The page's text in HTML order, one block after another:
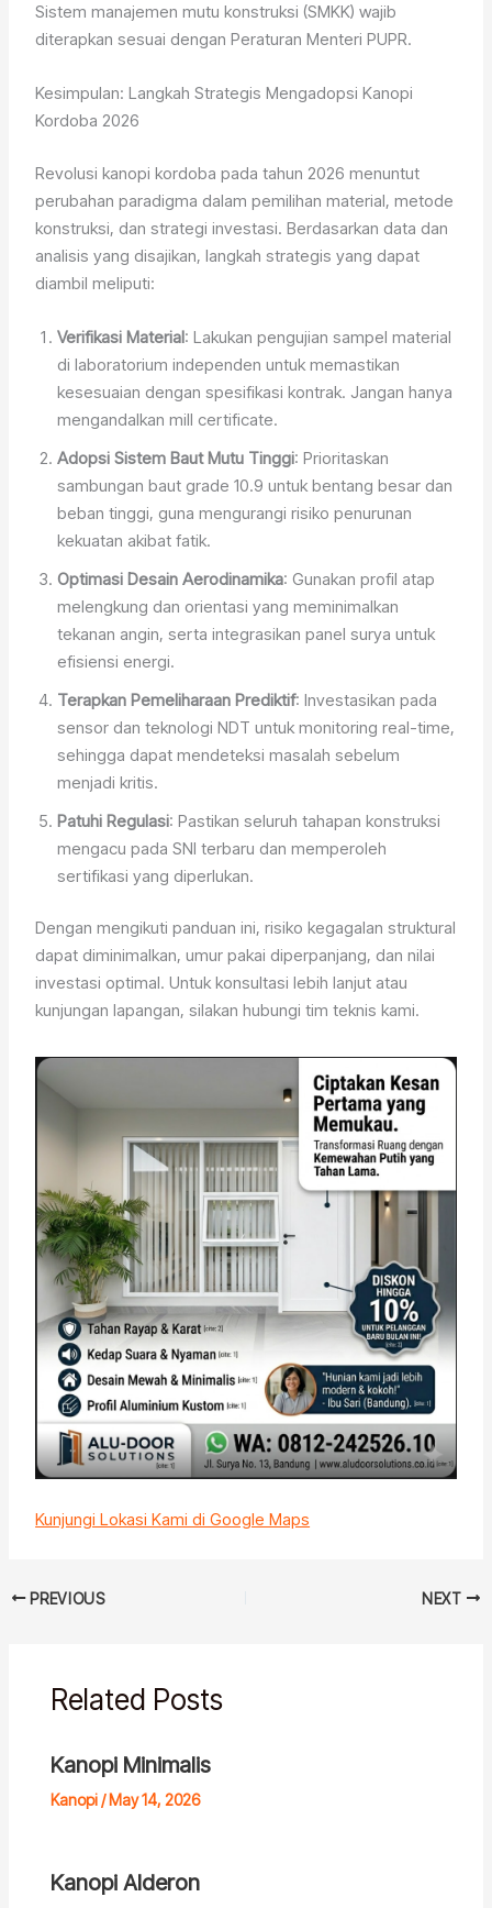
Sistem manajemen mutu konstruksi (SMKK) wajib
diterapkan sesuai dengan Peraturan Menteri PUPR.
Kesimpulan: Langkah Strategis Mengadopsi Kanopi
Kordoba 2026
Revolusi kanopi kordoba pada tahun 2026 menuntut
perubahan paradigma dalam pemilihan material, metode
konstruksi, dan strategi investasi. Berdasarkan data dan
analisis yang disajikan, langkah strategis yang dapat
diambil meliputi:
Verifikasi Material: Lakukan pengujian sampel material
di laboratorium independen untuk memastikan
kesesuaian dengan spesifikasi kontrak. Jangan hanya
mengandalkan mill certificate.
Adopsi Sistem Baut Mutu Tinggi: Prioritaskan
sambungan baut grade 10.9 untuk bentang besar dan
beban tinggi, guna mengurangi risiko penurunan
kekuatan akibat fatik.
Optimasi Desain Aerodinamika: Gunakan profil atap
melengkung dan orientasi yang meminimalkan
tekanan angin, serta integrasikan panel surya untuk
efisiensi energi.
Terapkan Pemeliharaan Prediktif: Investasikan pada
sensor dan teknologi NDT untuk monitoring real-time,
sehingga dapat mendeteksi masalah sebelum
menjadi kritis.
Patuhi Regulasi: Pastikan seluruh tahapan konstruksi
mengacu pada SNI terbaru dan memperoleh
sertifikasi yang diperlukan.
Dengan mengikuti panduan ini, risiko kegagalan struktural
dapat diminimalkan, umur pakai diperpanjang, dan nilai
investasi optimal. Untuk konsultasi lebih lanjut atau
kunjungan lapangan, silakan hubungi tim teknis kami.
Kunjungi Lokasi Kami di Google Maps
PREVIOUS NEXT
Related Posts
Kanopi Minimalis
Kanopi/May 14, 2026
Kanopi Alderon